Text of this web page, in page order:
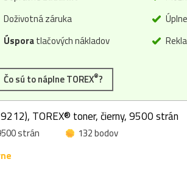
Doživotná záruka
Úsporatlačových nákladov
Čo sú to náplne TOREX®?
TOREX® toner, čierny, 9500 strán
strán
132 bodov